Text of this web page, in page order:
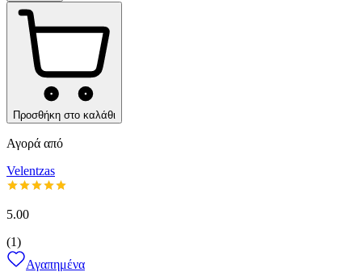
Προσθήκη στο καλάθι
Αγορά από
Velentzas
5.00
(1)
Αγαπημένα